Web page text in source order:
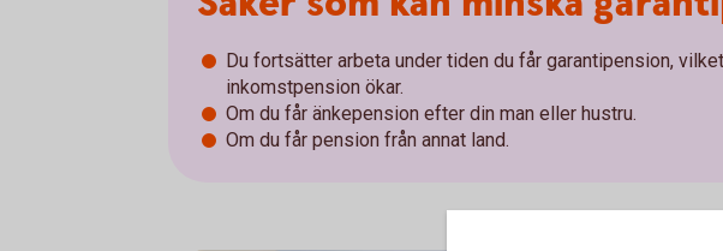
Du fortsätter arbeta under tiden du får garantipension,
inkomstpension ökar.
Om du får änkepension efter din man eller hustru.
Om du får pension från annat land.